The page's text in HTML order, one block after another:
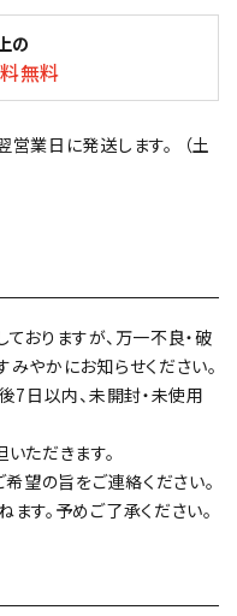
の
無料
業日に発送します。 （土
おりますが、万一不良・破
やかにお知らせください。
7日以内、未開封・未使用
ただきます。
希望の旨をご連絡ください。
す。予めご了承ください。